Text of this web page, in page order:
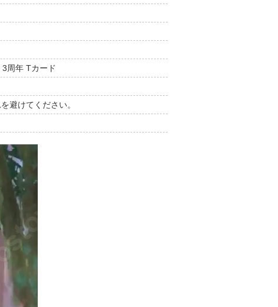
周年 Tカード
避けてください。